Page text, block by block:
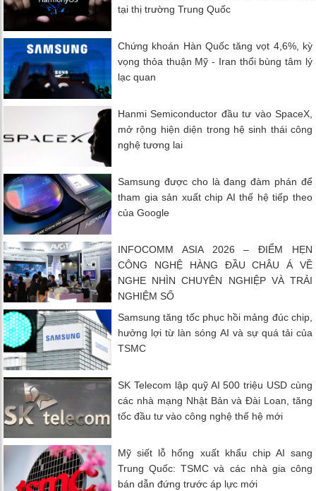
tại thị trường Trung Quốc
Chứng khoán Hàn Quốc tăng vọt 4,6%, kỳ
vọng thỏa thuận Mỹ - Iran thổi bùng tâm lý
lạc quan
Hanmi Semiconductor đầu tư vào SpaceX,
mở rộng hiện diện trong hệ sinh thái công
nghệ tương lai
Samsung được cho là đang đàm phán để
tham gia sản xuất chip AI thế hệ tiếp theo
của Google
INFOCOMM ASIA 2026 – ĐIỂM HẸN
CÔNG NGHỆ HÀNG ĐẦU CHÂU Á VỀ
NGHE NHÌN CHUYÊN NGHIỆP VÀ TRẢI
NGHIỆM SỐ
Samsung tăng tốc phục hồi mảng đúc chip,
hưởng lợi từ làn sóng AI và sự quá tải của
TSMC
SK Telecom lập quỹ AI 500 triệu USD cùng
các nhà mạng Nhật Bản và Đài Loan, tăng
tốc đầu tư vào công nghệ thế hệ mới
Mỹ siết lỗ hổng xuất khẩu chip AI sang
Trung Quốc: TSMC và các nhà gia công
bán dẫn đứng trước áp lực mới